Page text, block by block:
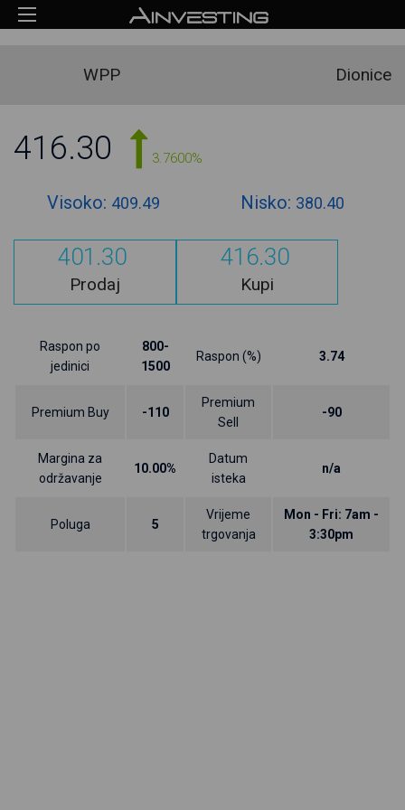
WPP Dionice
416.30 3.7600%
Visoko: 409.49 Nisko: 380.40
401.30
Prodaj
416.30
Kupi
Raspon po
jedinici
800-
1500
Raspon (%) 3.74
Premium Buy -110
Premium
Sell
-90
Margina za
održavanje
10.00%
Datum
isteka
n/a
Poluga 5
Vrijeme
trgovanja
Mon - Fri: 7am -
3:30pm